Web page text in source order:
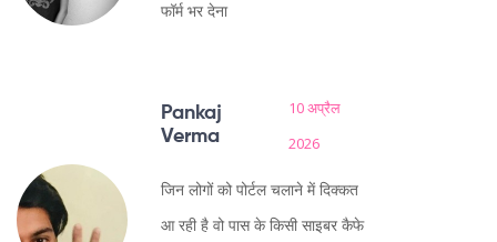
फॉर्म भर देना
Pankaj
Verma
10 अप्रैल
2026
जिन लोगों को पोर्टल चलाने में दिक्कत
आ रही है वो पास के किसी साइबर कैफे